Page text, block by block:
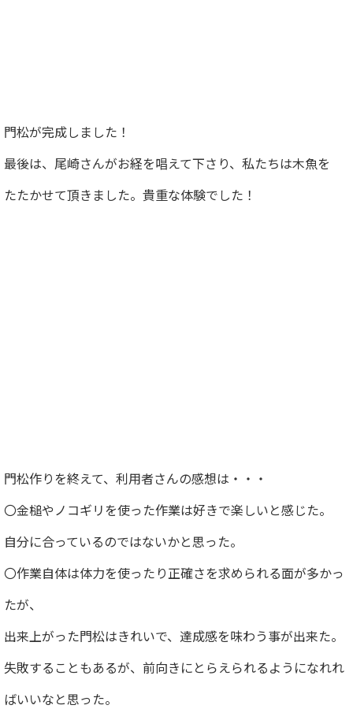
門松が完成しました！
最後は、尾崎さんがお経を唱えて下さり、私たちは木魚を
たたかせて頂きました。貴重な体験でした！
門松作りを終えて、利用者さんの感想は・・・
〇金槌やノコギリを使った作業は好きで楽しいと感じた。
自分に合っているのではないかと思った。
〇作業自体は体力を使ったり正確さを求められる面が多かっ
たが、
出来上がった門松はきれいで、達成感を味わう事が出来た。
失敗することもあるが、前向きにとらえられるようになれれ
ばいいなと思った。